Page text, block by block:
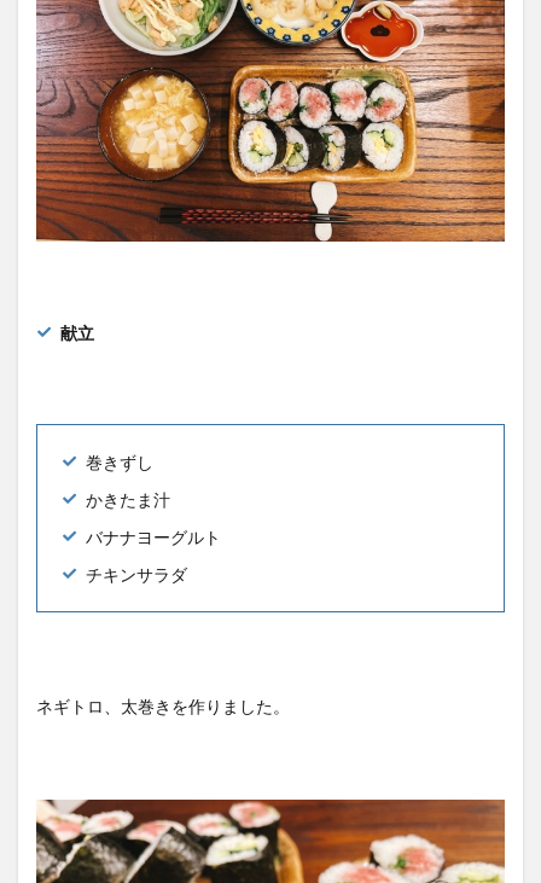
献立
巻きずし
かきたま汁
バナナヨーグルト
チキンサラダ
ネギトロ、太巻きを作りました。